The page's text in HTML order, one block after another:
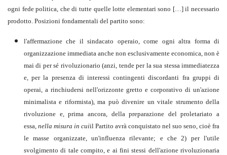
ogni fede politica, che di tutte quelle lotte elementari sono […] il necessario
prodotto. Posizioni fondamentali del partito sono:
l'affermazione che il sindacato operaio, come ogni altra forma di
organizzazione immediata anche non esclusivamente economica, non è
mai di per sé rivoluzionario (anzi, tende per la sua stessa immediatezza
e, per la presenza di interessi contingenti discordanti fra gruppi di
operai, a rinchiudersi nell'orizzonte gretto e corporativo di un'azione
minimalista e riformista), ma può divenire un vitale strumento della
rivoluzione e, prima ancora, della preparazione del proletariato a
essa, nella misura in cuiil Partito avrà conquistato nel suo seno, cioè fra
le masse organizzate, un'influenza rilevante; e che 2) per l'utile
svolgimento di tale compito, e ai fini stessi dell'azione rivoluzionaria